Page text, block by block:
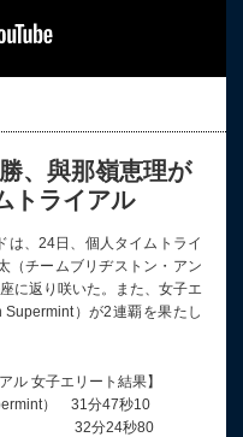
、與那嶺恵理が
トライアル
は、24日、個人タイムトライ
（チームブリヂストン・アン
に返り咲いた。また、女子エ
）が2連覇を果たし
ル 女子エリート結果】
） 31分47秒10
32分24秒80